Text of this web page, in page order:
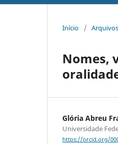
Início / Arquivos
Nomes,
Glória Abreu
Universidade
https://orcid.org/